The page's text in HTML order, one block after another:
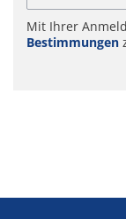
Mit Ihrer
Bestimmungen